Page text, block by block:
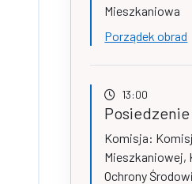
Mieszkaniowa
Porządek obrad
13:00
Komisja:
Mieszkaniowej,
Ochrony